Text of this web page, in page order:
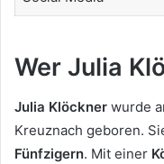
Wer Julia
Julia Klöckner wurde
Kreuznach geboren.
Fünfzigern. Mit einer